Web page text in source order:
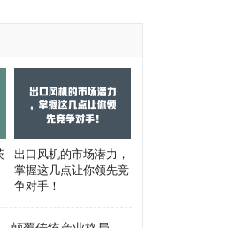
出口风机的市场潜力，
掌握这几点让你领先竞
争对手！